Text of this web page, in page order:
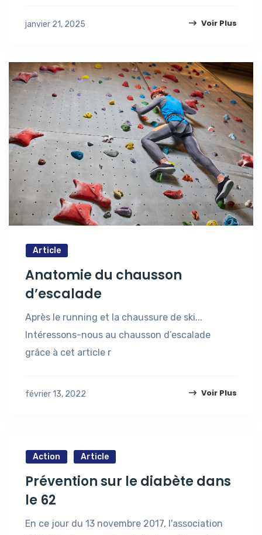
janvier 21, 2025 Voir Plus
Article
Anatomie du chausson
d’escalade
Après le running et la chaussure de ski...
Intéressons-nous au chausson d’escalade
grâce à cet article r
février 13, 2022 Voir Plus
Action Article
Prévention sur le diabète dans
le 62
En ce jour du 13 novembre 2017, l'association